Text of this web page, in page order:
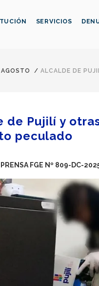
SERVICIOS
AGOSTO / ALCALDE DE
de Pujilí y
peculado
FGE Nº 809-DC-